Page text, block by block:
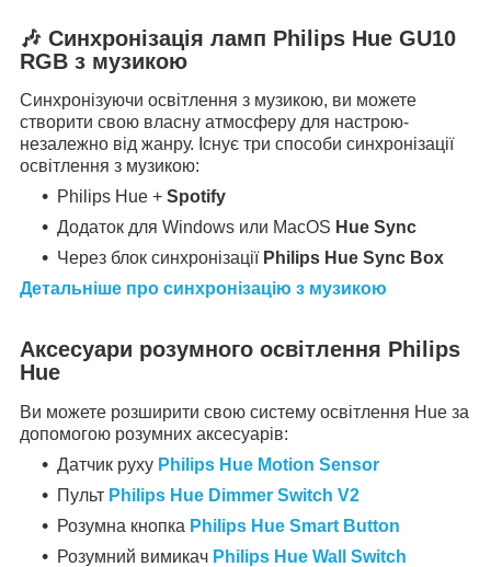
🎶 Синхронізація ламп Philips Hue GU10
RGB з музикою
Синхронізуючи освітлення з музикою, ви можете
створити свою власну атмосферу для настрою-
незалежно від жанру. Існує три способи синхронізації
освітлення з музикою:
Philips Hue + Spotify
Додаток для Windows или MacOS Hue Sync
Через блок синхронізації Philips Hue Sync Box
Детальніше про синхронізацію з музикою
Аксесуари розумного освітлення Philips
Hue
Ви можете розширити свою систему освітлення Hue за
допомогою розумних аксесуарів:
Датчик руху Philips Hue Motion Sensor
Пульт Philips Hue Dimmer Switch V2
Розумна кнопка Philips Hue Smart Button
Розумний вимикач Philips Hue Wall Switch